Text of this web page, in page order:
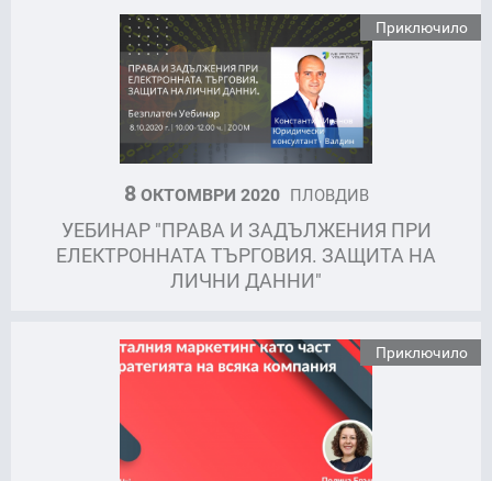
Приключило
8ОКТОМВРИ 2020 ПЛОВДИВ
УЕБИНАР "ПРАВА И ЗАДЪЛЖЕНИЯ ПРИ
ЕЛЕКТРОННАТА ТЪРГОВИЯ. ЗАЩИТА НА
ЛИЧНИ ДАННИ"
Приключило